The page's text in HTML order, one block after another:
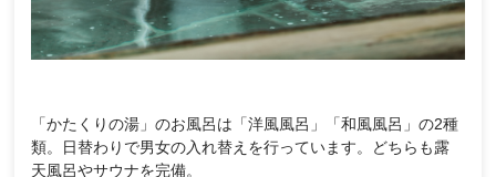
「かたくりの湯」のお風呂は「洋風風呂」「和風風呂」の2種
類。日替わりで男女の入れ替えを行っています。どちらも露
天風呂やサウナを完備。